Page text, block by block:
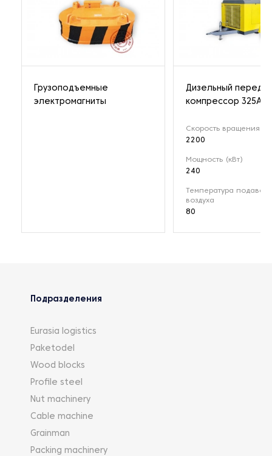
Грузоподъемные
электромагниты
Дизельный
компрессор 325A
Скорость вращения
2200
Мощность (кВт)
240
Температура
воздуха
80
Подразделения
Eurasia logistics
Paketodel
Wood blocks
Profile steel
Nut machinery
Cable machine
Grainman
Packing machinery